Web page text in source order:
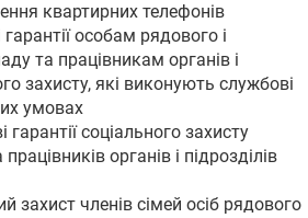
квартирних телефонів
особам рядового і
та працівникам органів і
захисту, які виконують службові
умовах
соціального захисту
органів і підрозділів
захист членів сімей осіб рядового